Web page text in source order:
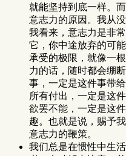
就能坚持到底一样。
意志力的原因。我从
我看来，意志力是非
它，你中途放弃的可
承受的极限，就像一
力的话，随时都会绷
事，一定是这件事带
所有付出，一定是这
欲罢不能，一定是这
趣。也就是说，赐予
意志力的鞭策。
我们总是在惯性中生